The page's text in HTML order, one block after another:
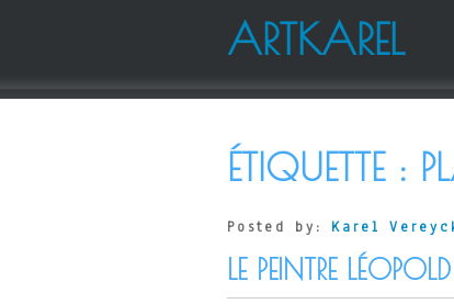
ARTKAREL
ÉTIQUETTE :
Posted by: Karel
LE PEINTRE